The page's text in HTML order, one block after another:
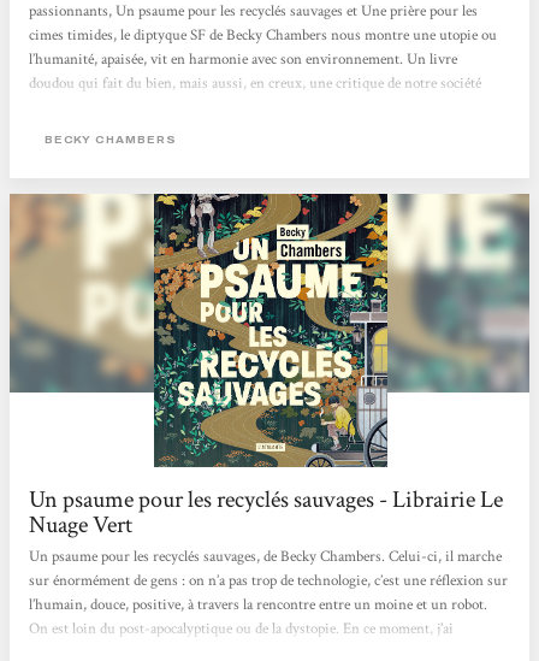
passionnants, Un psaume pour les recyclés sauvages et Une prière pour les
cimes timides, le diptyque SF de Becky Chambers nous montre une utopie ou
l’humanité, apaisée, vit en harmonie avec son environnement. Un livre
doudou qui fait du bien, mais aussi, en creux, une critique de notre société
interactions. > Écouter la chronique <
BECKY CHAMBERS
Un psaume pour les recyclés sauvages - Librairie Le
Nuage Vert
Un psaume pour les recyclés sauvages, de Becky Chambers. Celui-ci, il marche
sur énormément de gens : on n’a pas trop de technologie, c’est une réflexion sur
l’humain, douce, positive, à travers la rencontre entre un moine et un robot.
On est loin du post-apocalyptique ou de la dystopie. En ce moment, j’ai